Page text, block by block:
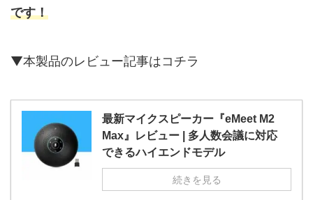
です！
▼本製品のレビュー記事はコチラ
最新マイクスピーカー『eMeet M2
Max』レビュー | 多人数会議に対応
できるハイエンドモデル
続きを見る